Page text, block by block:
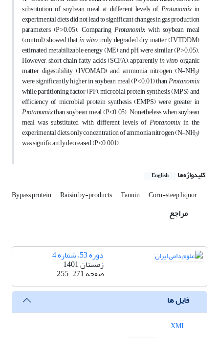
substitution of soybean meal at different levels of Protanomixin
experimental diets did not lead to significant changes in gas production
parameters (P˃0.05). ComparingProtanomixwith soybean meal
(control) showed thatin vitrotruly degraded dry matter (IVTDDM),
estimated metabilizable energy (ME) and pH were similar (P˃0.05).
However, short chain fatty acids (SCFA), apparentlyin vitroorganic
matter digestibility (IVOMAD) and ammonia nitrogen (N-NH3)
were significantly higher in soybean meal (P˂0.01) thanProtanomix,
while partitioning factor (PF), microbial protein synthesis (MPS) and
efficiency of microbial protein synthesis (EMPS) were greater in
Protanomixthan soybean meal (P˂0.05). Nonetheless, when soybean
meal was substituted with different levels ofProtanomixin the
experimental diets, only concentration of ammonia nitrogen (N-NH3)
was significantly decreased (P˂0.001).
کلیدواژه‌ها English
Bypass protein Raisin by-products Tannin Corn-steep liquor
مراجع
دوره 53، شماره 4
زمستان 1401
صفحه255-271
فایل ها